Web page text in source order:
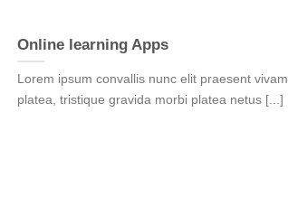
Online learning Apps
Lorem ipsum convallis nunc elit praesent
platea, tristique gravida morbi platea netus [...]